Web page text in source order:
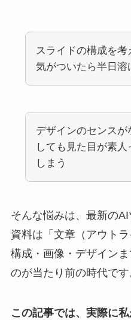
スライドの構成を考
気がついたら半日
デザインのセンスが
しても見た目が素人
しまう
そんな悩みは、最新の
資料は「文章（アウト
構成・画像・デザインま
のが当たり前の時代です
この記事では、実際に